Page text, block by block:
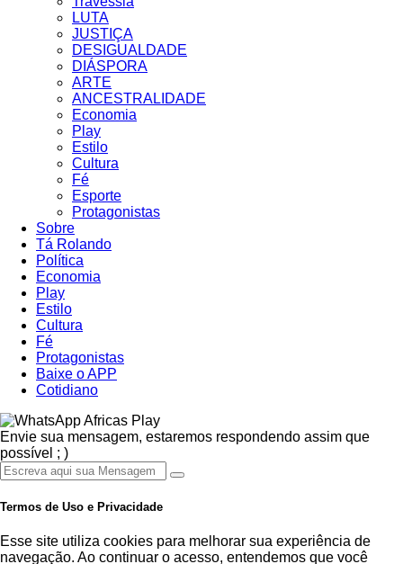
LUTA
JUSTIÇA
DESIGUALDADE
DIÁSPORA
ARTE
ANCESTRALIDADE
Economia
Play
Estilo
Cultura
Fé
Esporte
Protagonistas
Sobre
Tá Rolando
Política
Economia
Play
Estilo
Cultura
Fé
Protagonistas
Baixe o APP
Cotidiano
Africas Play
Envie sua mensagem, estaremos respondendo assim que
possível ; )
Termos de Uso e Privacidade
Esse site utiliza cookies para melhorar sua experiência de
navegação. Ao continuar o acesso, entendemos que você